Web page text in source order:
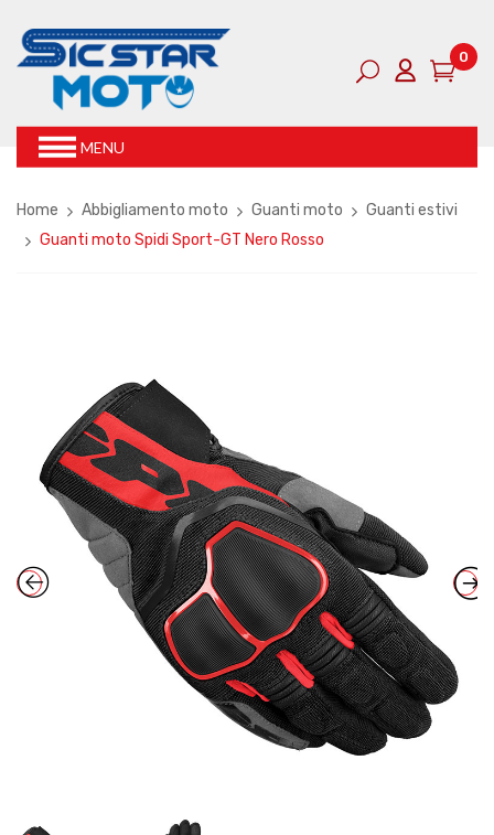
0
MENU
Home Abbigliamento moto Guanti moto
Guanti estivi
Guanti moto Spidi Sport-GT Nero Rosso